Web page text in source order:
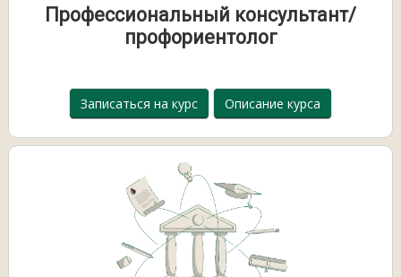
Профессиональный консультант/
профориентолог
Записаться на курс Описание курса